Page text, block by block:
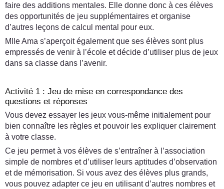
faire des additions mentales. Elle donne donc à ces élèves
des opportunités de jeu supplémentaires et organise
d’autres leçons de calcul mental pour eux.
Mlle Ama s’aperçoit également que ses élèves sont plus
empressés de venir à l’école et décide d’utiliser plus de jeux
dans sa classe dans l’avenir.
Activité 1 : Jeu de mise en correspondance des
questions et réponses
Vous devez essayer les jeux vous-même initialement pour
bien connaître les règles et pouvoir les expliquer clairement
à votre classe.
Ce jeu permet à vos élèves de s’entraîner à l’association
simple de nombres et d’utiliser leurs aptitudes d’observation
et de mémorisation. Si vous avez des élèves plus grands,
vous pouvez adapter ce jeu en utilisant d’autres nombres et